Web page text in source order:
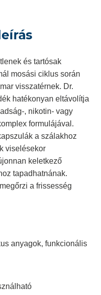
és tartósak
mosási ciklus során
visszatérnek. Dr.
hatékonyan eltávolítja
, nikotin- vagy
formulájával.
a szálakhoz
viselésekor
keletkező
tapadhatnának.
a frissesség
anyagok, funkcionális